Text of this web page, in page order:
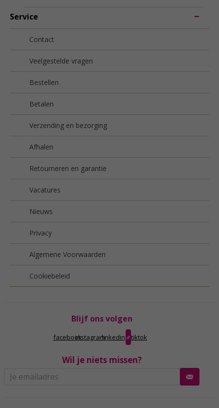
Service
Contact
Veelgestelde vragen
Bestellen
Betalen
Verzending en bezorging
Afhalen
Retourneren en garantie
Vacatures
Nieuws
Privacy
Algemene Voorwaarden
Cookiebeleid
Blijf ons volgen
facebookinstagramlinkedin tiktok
Wil je niets missen?